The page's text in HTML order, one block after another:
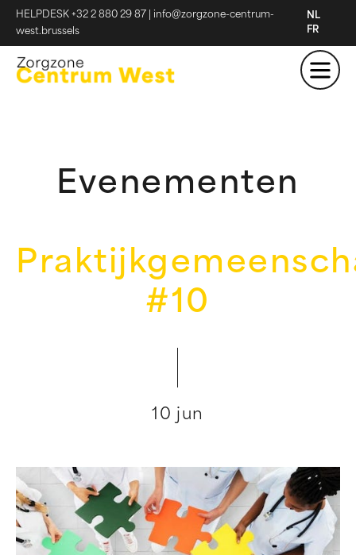
HELPDESK +32 2 880 29 87
info@zorgzone-centrum-
west.brussels
NL
FR
Evenementen
#10
10 jun